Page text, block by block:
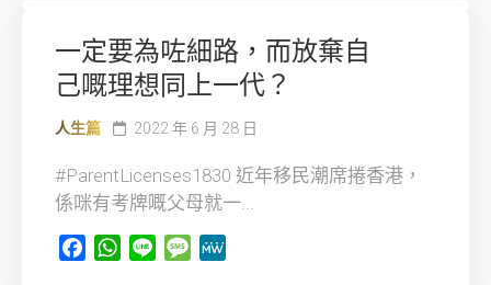
一定要為咗細路，而放棄自
己嘅理想同上一代？
人生篇 2022 年 6 月 28 日
#ParentLicenses1830 近年移民潮席捲香港，
係咪有考牌嘅父母就一...
FacebookWhatsApp
Line Message